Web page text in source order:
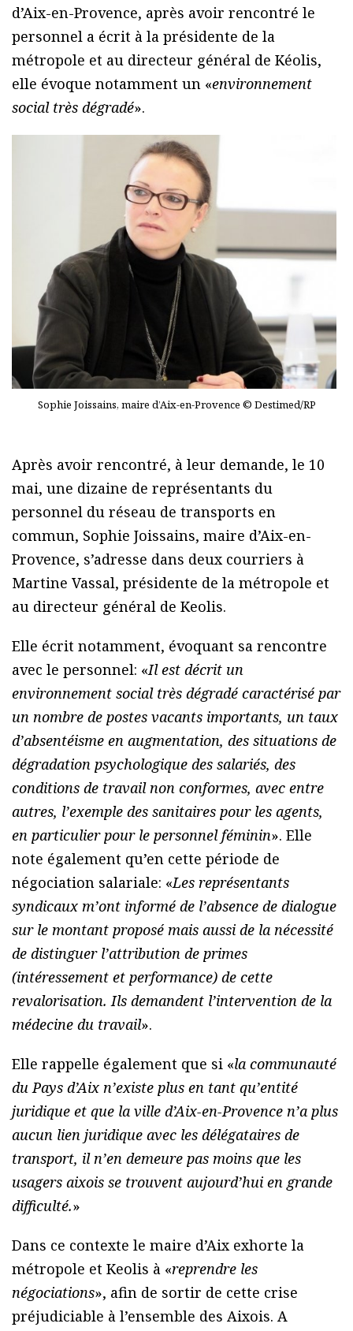
d’Aix-en-Provence, après avoir rencontré le
personnel a écrit à la présidente de la
métropole et au directeur général de Kéolis,
elle évoque notamment un «environnement
social très dégradé».
Sophie Joissains, maire d’Aix-en-Provence © Destimed/RP
Après avoir rencontré, à leur demande, le 10
mai, une dizaine de représentants du
personnel du réseau de transports en
commun, Sophie Joissains, maire d’Aix-en-
Provence, s’adresse dans deux courriers à
Martine Vassal, présidente de la métropole et
au directeur général de Keolis.
Elle écrit notamment, évoquant sa rencontre
avec le personnel: «Il est décrit un
environnement social très dégradé caractérisé par
un nombre de postes vacants importants, un taux
d’absentéisme en augmentation, des situations de
dégradation psychologique des salariés, des
conditions de travail non conformes, avec entre
autres, l’exemple des sanitaires pour les agents,
en particulier pour le personnel féminin». Elle
note également qu’en cette période de
négociation salariale: «Les représentants
syndicaux m’ont informé de l’absence de dialogue
sur le montant proposé mais aussi de la nécessité
de distinguer l’attribution de primes
(intéressement et performance) de cette
revalorisation. Ils demandent l’intervention de la
médecine du travail».
Elle rappelle également que si «la communauté
du Pays d’Aix n’existe plus en tant qu’entité
juridique et que la ville d’Aix-en-Provence n’a plus
aucun lien juridique avec les délégataires de
transport, il n’en demeure pas moins que les
usagers aixois se trouvent aujourd’hui en grande
difficulté.»
Dans ce contexte le maire d’Aix exhorte la
métropole et Keolis à «reprendre les
négociations», afin de sortir de cette crise
préjudiciable à l’ensemble des Aixois. A